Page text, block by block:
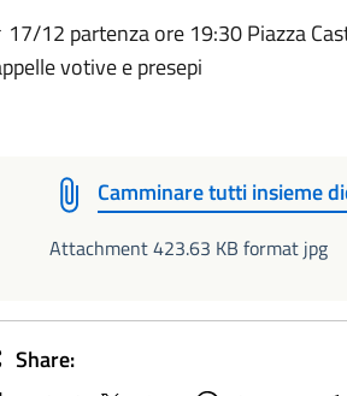
17/12 partenza ore 19:30 Piazza
votive e presepi
Camminare tutti insieme
Attachment 423.63 KB format jpg
Share: